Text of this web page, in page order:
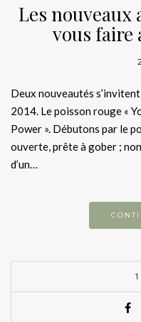
Les nouveaux
vous faire
Deux nouveautés
2014. Le poisson rouge «
Power ». Débutons par le
ouverte, prête à gober ;
d’un…